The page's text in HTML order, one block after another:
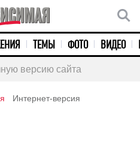
ТЕМЫ ФОТО ВИДЕО
версию сайта
Интернет-версия